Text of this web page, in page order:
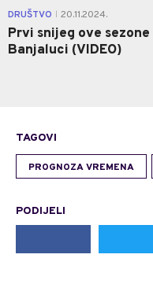
DRUŠTVO 20.11.2024.
Prvi snijeg ove sezone
Banjaluci (VIDEO)
TAGOVI
PROGNOZA VREMENA
PODIJELI